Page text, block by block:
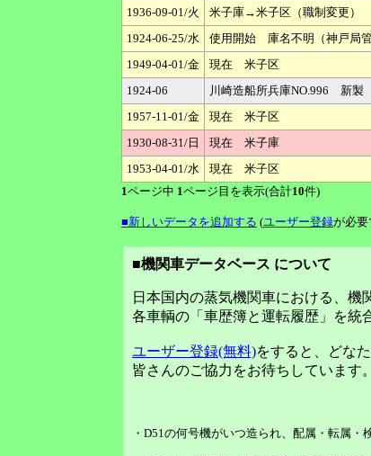
1936-09-01/火
米子庫→米子区（職制変更）
1924-06-25/水
使用開始 庫名不明（神戸局管
1949-04-01/金
現在 米子区
1924-06
川崎造船所兵庫NO.996
1957-11-01/金
現在 米子区
1930-08-31/日
現在 米子庫
1953-04-01/水
現在 米子区
1ページ中 1ページ目を表示(合計10件)
■新しいデータを追加する (ユーザー登録が必要
■機関車データベース について
日本国内の蒸気機関車における、機
各車輌の「車歴簿と運転履歴」を統
ユーザー登録(無料)をすると、どな
皆さんのご協力をお待ちしています。
・D51の何号機がいつ造られ、配属・転属